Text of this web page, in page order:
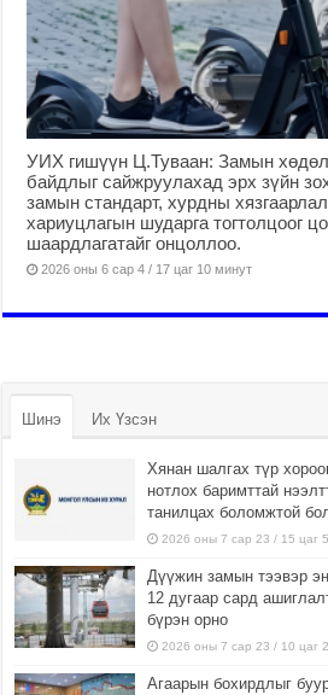
УИХ гишүүн Ц.Туваан: Замын
байдлыг сайжруулахад эрх зүйн
замын стандарт, хурдны
хариуцлагын шударга тогтолцоог
шаардлагатайг онцоллоо.
2026 оны 6 сар 4 / 17 цаг 10 минут
Шинэ Их Үзсэн
Хянан шалгах түр
нотлох баримттай
танилцах боломжтой
2026 оны 7 сар 23 / 15 цаг
Дүүжин замын тээвэр
12 дугаар сард
бүрэн орно
2026 оны 7 сар 23 / 10 цаг
Агаарын бохирдлыг